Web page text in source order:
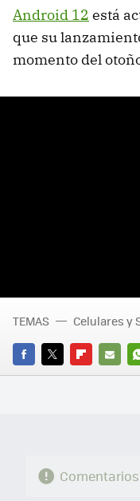
Android 12 está
que su
momento del
FACEBOOK
TWITTERFLIPBOARD
E-
TEMAS Celulares y